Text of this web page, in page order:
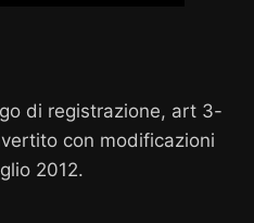
di registrazione, art 3-
con modificazioni
2012.